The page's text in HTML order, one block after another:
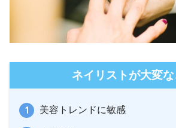
ネイリストが大変な
美容トレンドに敏感